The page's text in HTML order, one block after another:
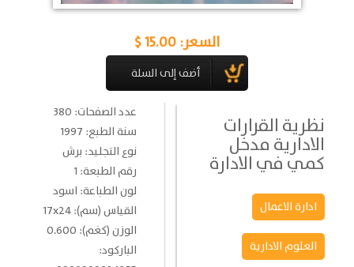
السعر: 15.00 $
نظرية القرارات
الادارية مدخل
كمي في الادارة
ادارة الاعمال
العلوم الادارية
عدد الصفحات: 380
سنة الطبع: 1997
نوع التجليد: برش
رقم الطبعة: 1
لون الطباعة: اسود
القياس (سم): 17x24
الوزن (كغم): 0.600
الباركود: